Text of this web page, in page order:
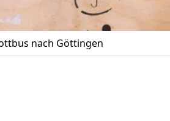
nach Göttingen